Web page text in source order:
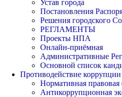
Устав города
Постановления
Решения городского
РЕГЛАМЕНТЫ
Проекты НПА
Онлайн-приёмная
Административные
Основной список
Противодействие коррупции
Нормативная правовая
Антикоррупционная